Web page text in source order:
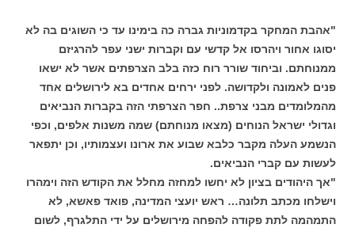
"אהבת המחקר בקדמוניות גברה כה בימינו עד כי השוגים בה לא
יסוגו אחור ויהרסו אל קדשי עם וקברות ישני עפר להרגיזם
ממנוחתם. וביחוד שורר רוח כזה בלב הצרפתים אשר לא ישאו
פנים לאמונה ולקדושה. לפני ירחים אחדים בא לירושלים אחד
מהמלומדים מבני צרפת.. חפר הצרפתי הזה בקברות הנביאים
וגדולי ישראל הנוחים (מצאו מנוחתם) שמה משנות אלפים, וכפי
הנשמע העלה מקבר כלבא שבוע את ארונו ועצמותיו, וכן יתפאר
לעשות עם קברי הנביאים.
"אך היהודים בציון לא יחשו למחזה מחלל את הקודש הזה וימהרו
וישלחו מכתב תלונה… ראש יועצי המדינה, פואד פאשא, לא
התמהמה לתת פקודה להפחה מירושלים על ידי התלגרף, לשום